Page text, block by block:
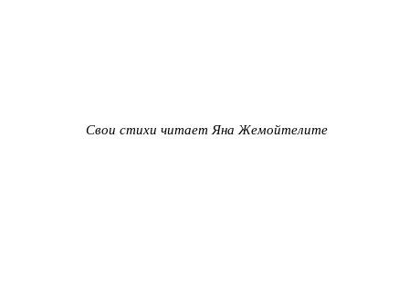
Свои стихи читает Яна Жемойтелите